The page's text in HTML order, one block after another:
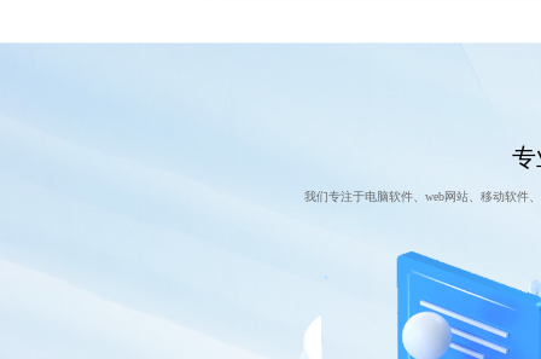
专
我们专注于电脑软件、web网站、移动软件